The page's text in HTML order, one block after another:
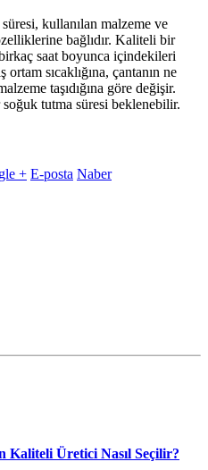
kullanılan malzeme ve
bağlıdır. Kaliteli bir
saat boyunca içindekileri
sıcaklığına, çantanın ne
taşıdığına göre değişir.
tutma süresi beklenebilir.
+ E-posta Naber
Kaliteli Üretici Nasıl Seçilir?